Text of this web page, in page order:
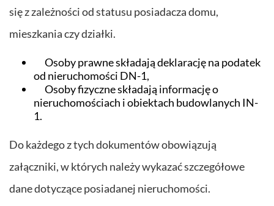
się z zależności od statusu posiadacza domu,
mieszkania czy działki.
Osoby prawne składają deklarację na podatek
od nieruchomości DN-1,
Osoby fizyczne składają informację o
nieruchomościach i obiektach budowlanych IN-
1.
Do każdego z tych dokumentów obowiązują
załączniki, w których należy wykazać szczegółowe
dane dotyczące posiadanej nieruchomości.